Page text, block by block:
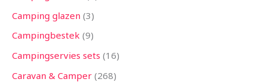
Camping glazen 3
Campingbestek 9
Campingservies sets 16
Caravan & Camper 268